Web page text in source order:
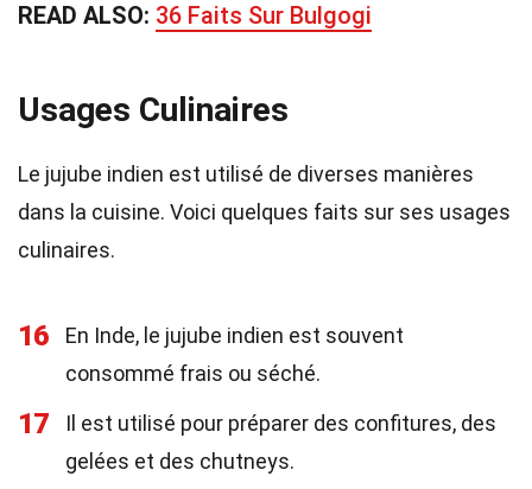
READ ALSO: 36 Faits Sur Bulgogi
Usages Culinaires
Le jujube indien est utilisé de diverses manières
dans la cuisine. Voici quelques faits sur ses usages
culinaires.
16
En Inde, le jujube indien est souvent
consommé frais ou séché.
17
Il est utilisé pour préparer des confitures, des
gelées et des chutneys.